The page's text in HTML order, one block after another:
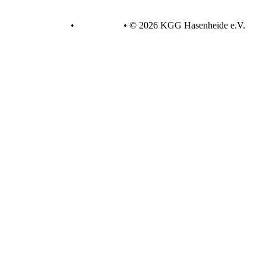
• • © 2026 KGG Hasenheide e.V.